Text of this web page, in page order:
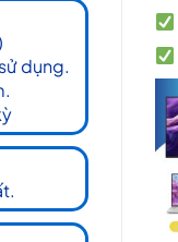
dụng.